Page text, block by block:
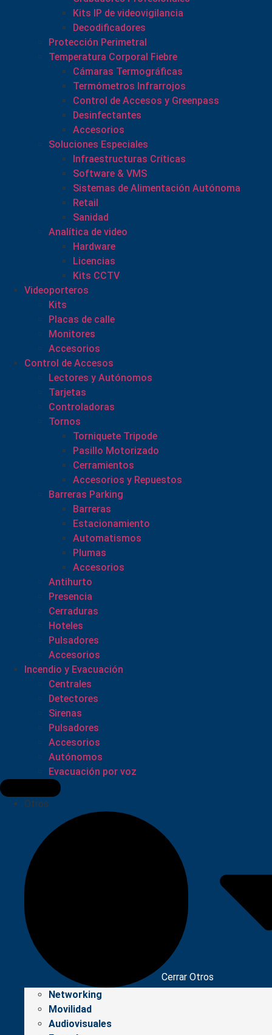
Kits IP de videovigilancia
Decodificadores
Protección Perimetral
Temperatura Corporal Fiebre
Cámaras Termográficas
Termómetros Infrarrojos
Control de Accesos y Greenpass
Desinfectantes
Accesorios
Soluciones Especiales
Infraestructuras Críticas
Software & VMS
Sistemas de Alimentación Autónoma
Retail
Sanidad
Analítica de video
Hardware
Licencias
Kits CCTV
Videoporteros
Kits
Placas de calle
Monitores
Accesorios
Control de Accesos
Lectores y Autónomos
Tarjetas
Controladoras
Tornos
Torniquete Tripode
Pasillo Motorizado
Cerramientos
Accesorios y Repuestos
Barreras Parking
Barreras
Estacionamiento
Automatismos
Plumas
Accesorios
Antihurto
Presencia
Cerraduras
Hoteles
Pulsadores
Accesorios
Incendio y Evacuación
Centrales
Detectores
Sirenas
Pulsadores
Accesorios
Autónomos
Evacuación por voz
Otros
Cerrar Otros
Networking
Movilidad
Audiovisuales